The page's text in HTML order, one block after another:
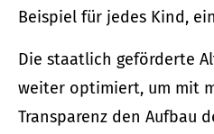
Beispiel für jedes Kind,
Die staatlich geförderte
weiter optimiert, um mit
Transparenz den Aufbau